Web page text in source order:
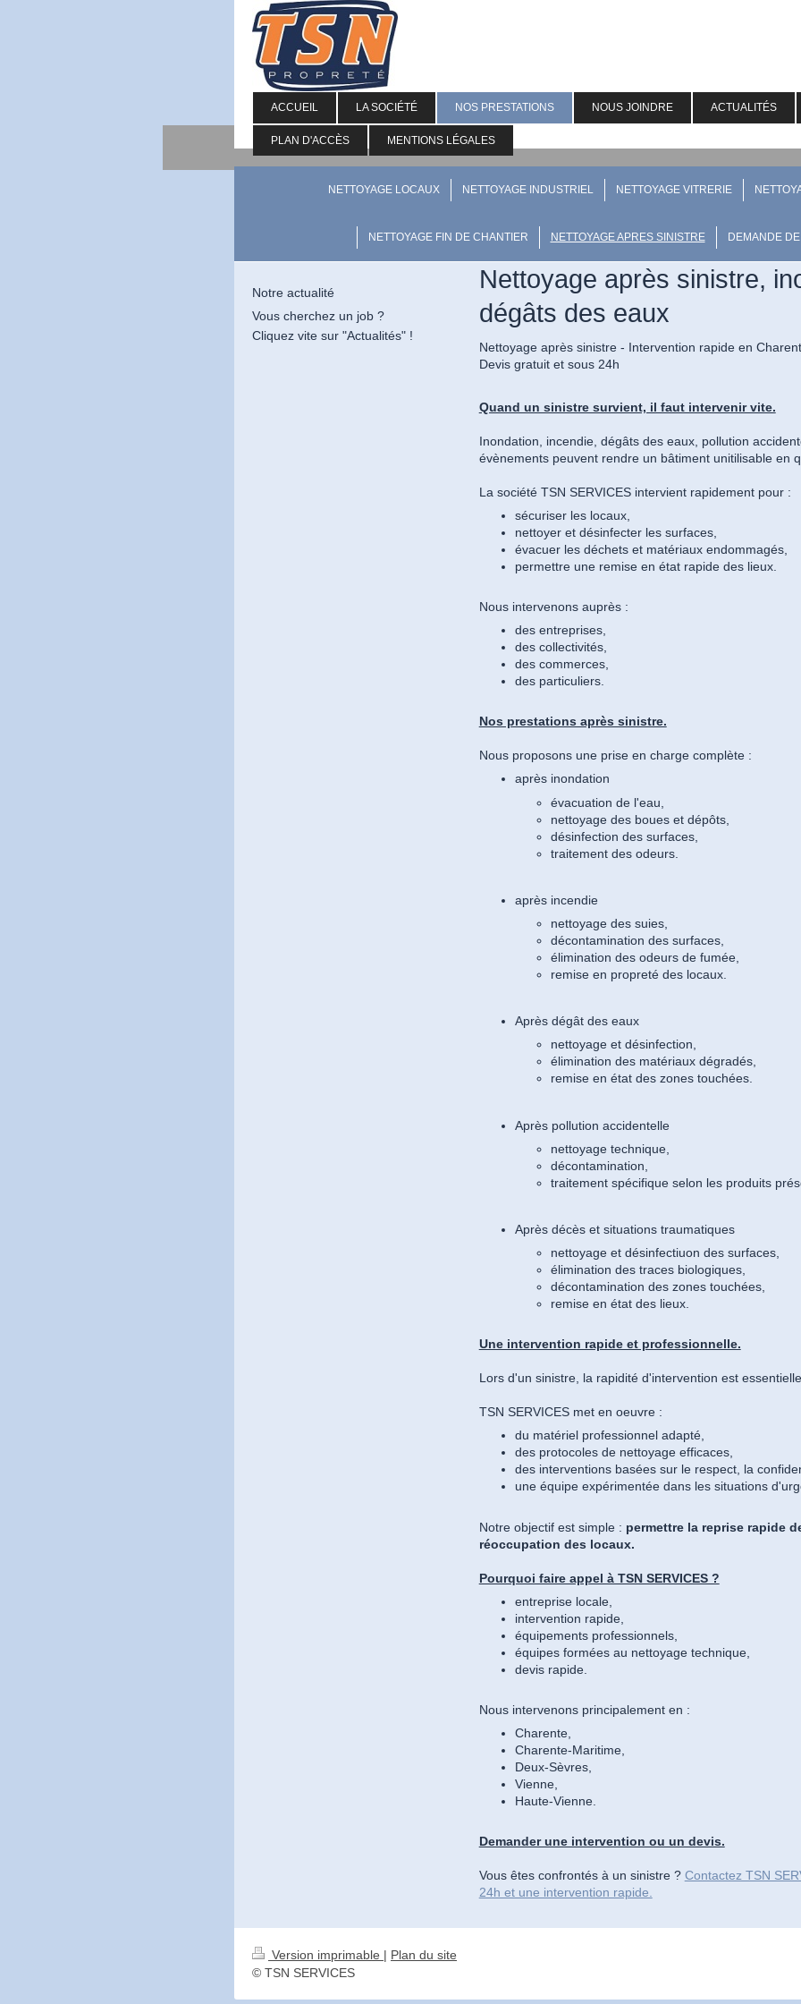
ACCUEIL LA SOCIÉTÉ NOS PRESTATIONS NOUS JOINDRE ACTUALITÉS
PLAN D'ACCÈS MENTIONS LÉGALES
NETTOYAGE LOCAUX NETTOYAGE INDUSTRIEL NETTOYAGE VITRERIE
NETTOYAGE FIN DE CHANTIER NETTOYAGE APRES SINISTRE DEMANDE
Nettoyage après sinistre,
dégâts des eaux
Nettoyage après sinistre - Intervention rapide en
Devis gratuit et sous 24h
Quand un sinistre survient, il faut intervenir vite.
Inondation, incendie, dégâts des eaux, pollution
évènements peuvent rendre un bâtiment unitilisable en
La société TSN SERVICES intervient rapidement pour :
sécuriser les locaux,
nettoyer et désinfecter les surfaces,
évacuer les déchets et matériaux endommagés,
permettre une remise en état rapide des lieux.
Nous intervenons auprès :
des entreprises,
des collectivités,
des commerces,
des particuliers.
Nos prestations après sinistre.
Nous proposons une prise en charge complète :
après inondation
évacuation de l'eau,
nettoyage des boues et dépôts,
désinfection des surfaces,
traitement des odeurs.
après incendie
nettoyage des suies,
décontamination des surfaces,
élimination des odeurs de fumée,
remise en propreté des locaux.
Après dégât des eaux
nettoyage et désinfection,
élimination des matériaux dégradés,
remise en état des zones touchées.
Après pollution accidentelle
nettoyage technique,
décontamination,
traitement spécifique selon les produits
Après décès et situations traumatiques
nettoyage et désinfectiuon des surfaces,
élimination des traces biologiques,
décontamination des zones touchées,
remise en état des lieux.
Une intervention rapide et professionnelle.
Lors d'un sinistre, la rapidité d'intervention est
TSN SERVICES met en oeuvre :
du matériel professionnel adapté,
des protocoles de nettoyage efficaces,
des interventions basées sur le respect, la
une équipe expérimentée dans les situations
Notre objectif est simple : permettre la reprise rapide
réoccupation des locaux.
Pourquoi faire appel à TSN SERVICES ?
entreprise locale,
intervention rapide,
équipements professionnels,
équipes formées au nettoyage technique,
devis rapide.
Nous intervenons principalement en :
Charente,
Charente-Maritime,
Deux-Sèvres,
Vienne,
Haute-Vienne.
Demander une intervention ou un devis.
Vous êtes confrontés à un sinistre ? Contactez TSN
24h et une intervention rapide.
Notre actualité
Vous cherchez un job ?
Cliquez vite sur "Actualités" !
Version imprimable | Plan du site
© TSN SERVICES